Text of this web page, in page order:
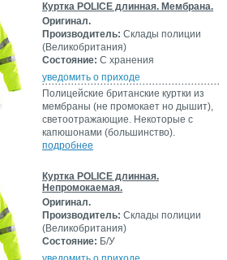
Куртка POLICE длинная. Мембрана.
Оригинал.
Производитель: Склады полиции
(Великобритания)
Состояние: С хранения
уведомить о приходе
Полицейские британские куртки из
мембраны (не промокает но дышит),
светоотражающие. Некоторые с
капюшонами (большинство).
подробнее
Куртка POLICE длинная.
Непромокаемая.
Оригинал.
Производитель: Склады полиции
(Великобритания)
Состояние: Б/У